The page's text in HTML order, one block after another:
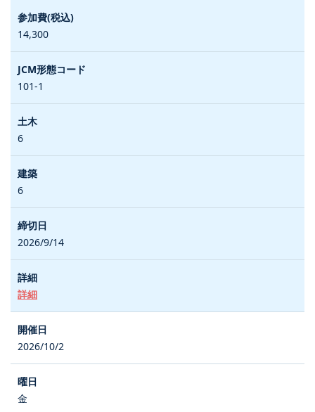
14,300
101-1
6
6
2026/9/14
詳細
2026/10/2
金